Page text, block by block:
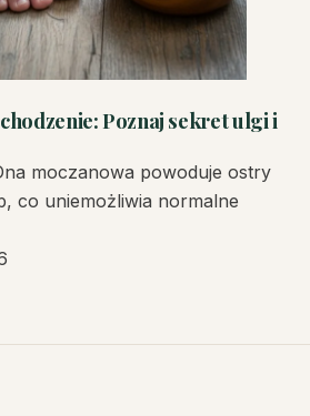
Poznaj sekret ulgi i
moczanowa powoduje ostry
co uniemożliwia normalne